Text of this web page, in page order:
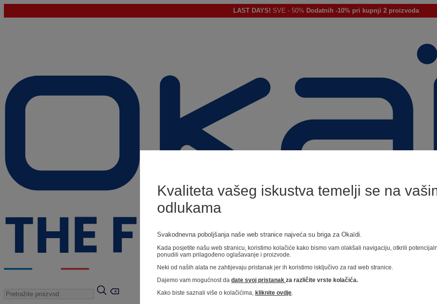
LAST DAYS! SVE - 50% Dodatnih -10% pri kupnji 2 proizvoda
Kvaliteta vašeg iskustva temelji se na
odlukama
Svakodnevna poboljšanja naše web stranice najveća su briga za Okaïdi.
Kada posjetite našu web stranicu, koristimo kolačiće kako bismo vam olakšali navigaciju, otkrili
ponudili vam prilagođeno oglašavanje i proizvode.
Neki od naših alata ne zahtijevaju pristanak jer ih koristimo isključivo za rad web stranice.
Dajemo vam mogućnost da date svoj pristanak za različite vrste kolačića.
Kako biste saznali više o kolačićima, kliknite ovdje.